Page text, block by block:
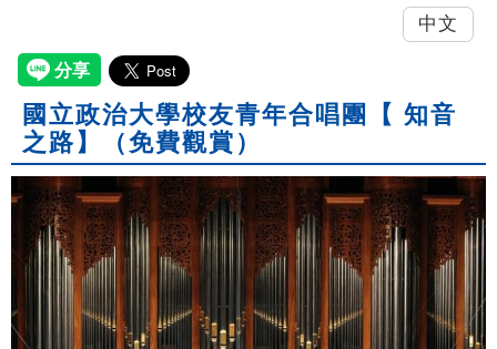
中文
國立政治大學校友青年合唱團【 知音
之路】（免費觀賞）